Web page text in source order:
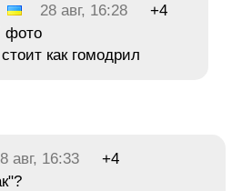
28 авг, 16:28
+4
фото
как гомодрил
авг, 16:33
+4